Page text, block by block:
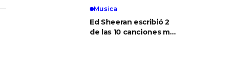
Musica
Ed Sheeran escribió 2
de las 10 canciones más